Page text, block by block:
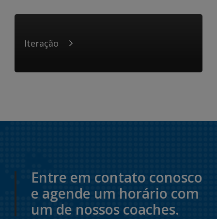
Iteração
Entre em contato conosco
e agende um horário com
um de nossos coaches.